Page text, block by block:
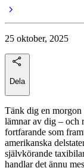
25 oktober, 2025
Dela
Tänk dig en
lämnar av dig – och
fortfarande som
amerikanska
självkörande
handlar det ännu